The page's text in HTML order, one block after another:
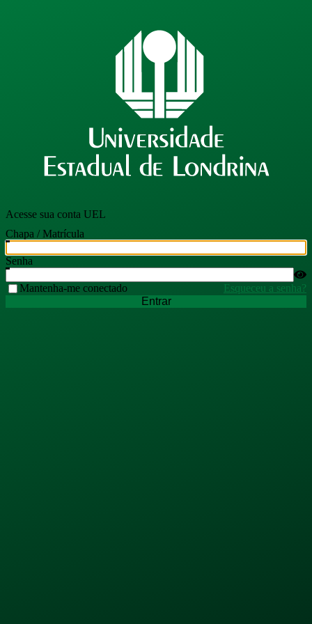
Acesse sua conta UEL
Chapa / Matrícula
Senha
Mantenha-me conectado
Esqueceu a senha?
Entrar